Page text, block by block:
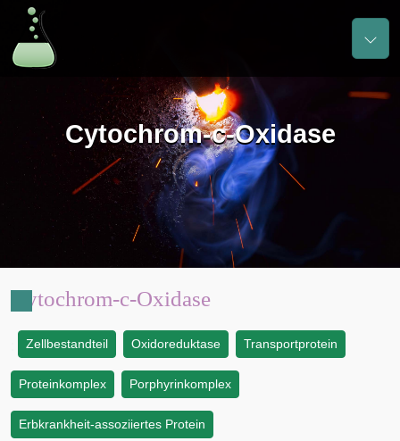
Cytochrom-c-Oxidase
Cytochrom-c-Oxidase
Zellbestandteil Oxidoreduktase Transportprotein
Proteinkomplex Porphyrinkomplex
Erbkrankheit-assoziiertes Protein